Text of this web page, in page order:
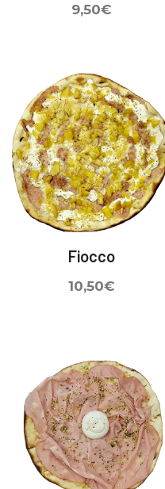
9,50€
Fiocco
10,50€